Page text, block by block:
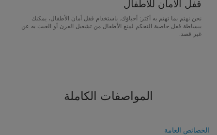
قفل الأمان للأطفال
نحن نهتم بما تهتم به أكثر: أحباؤك. باستخدام قفل أمان الأطفال، يمكنك
ببساطة قفل خاصية التحكم لمنع الأطفال من تشغيل الفرن أو العبث به عن
غير قصد.
المواصفات الكاملة
الخصائص العامة